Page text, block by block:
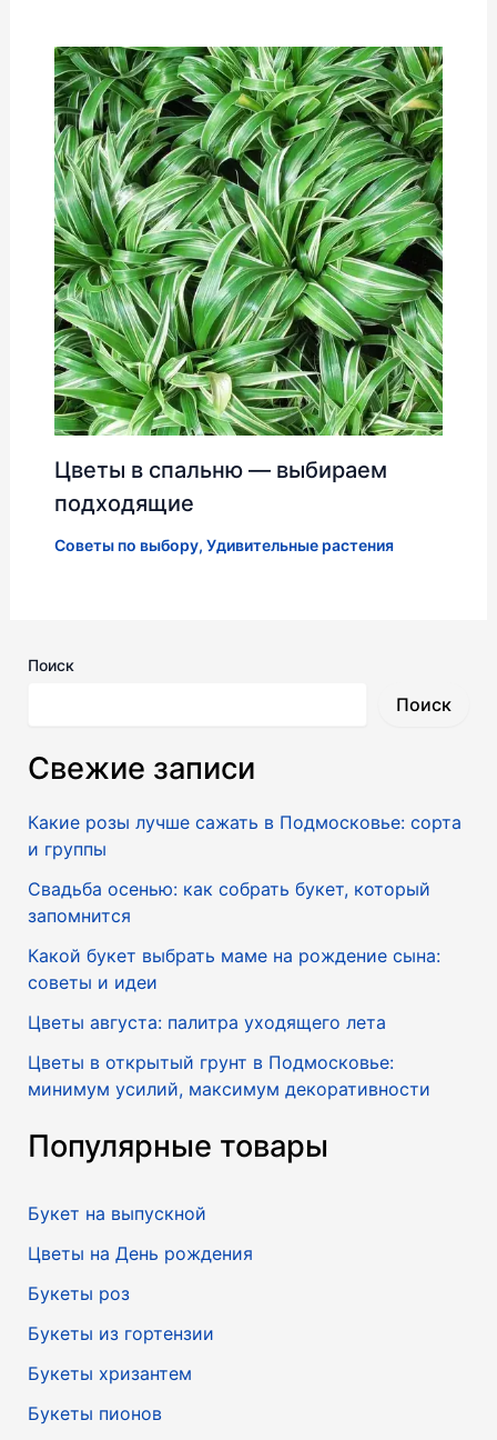
Цветы в спальню — выбираем
подходящие
Советы по выбору, Удивительные растения
Поиск
Поиск
Свежие записи
Какие розы лучше сажать в Подмосковье: сорта
и группы
Свадьба осенью: как собрать букет, который
запомнится
Какой букет выбрать маме на рождение сына:
советы и идеи
Цветы августа: палитра уходящего лета
Цветы в открытый грунт в Подмосковье:
минимум усилий, максимум декоративности
Популярные товары
Букет на выпускной
Цветы на День рождения
Букеты роз
Букеты из гортензии
Букеты хризантем
Букеты пионов